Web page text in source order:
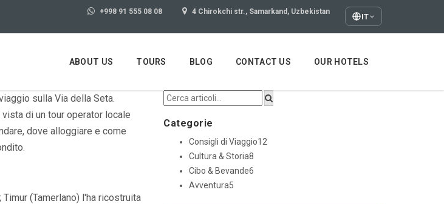
+998 91 555 08 08 4 Chirokchi str., Samarkand, Uzbekistan
IT
ABOUT US TOURS BLOG CONTACT US OUR HOTELS
sulla Via della Seta.
di un tour operator locale
dove alloggiare e come
(Tamerlano) l'ha ricostruita
Categorie
Consigli di Viaggio12
Cultura & Storia8
Cibo & Bevande6
Avventura5